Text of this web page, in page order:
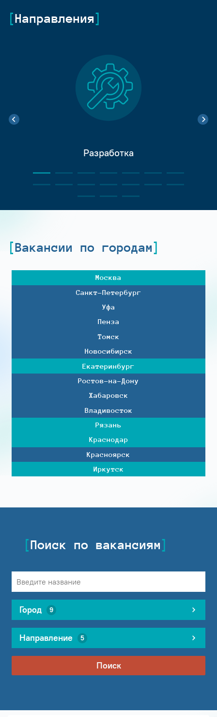
Направления
Разработка
Вакансии по городам
Москва
Санкт-Петербург
Уфа
Пенза
Томск
Новосибирск
Екатеринбург
Ростов-на-Дону
Хабаровск
Владивосток
Рязань
Краснодар
Красноярск
Иркутск
Поиск по вакансиям
Город 9
Направление 5
Поиск